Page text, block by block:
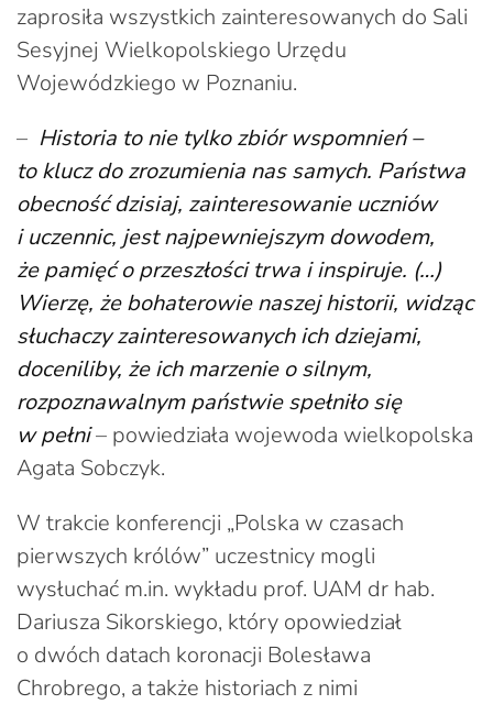
zaprosiła wszystkich zainteresowanych do Sali
Sesyjnej Wielkopolskiego Urzędu
Wojewódzkiego w Poznaniu.
– Historia to nie tylko zbiór wspomnień –
to klucz do zrozumienia nas samych. Państwa
obecność dzisiaj, zainteresowanie uczniów
i uczennic, jest najpewniejszym dowodem,
że pamięć o przeszłości trwa i inspiruje. (…)
Wierzę, że bohaterowie naszej historii, widząc
słuchaczy zainteresowanych ich dziejami,
doceniliby, że ich marzenie o silnym,
rozpoznawalnym państwie spełniło się
w pełni– powiedziała wojewoda wielkopolska
Agata Sobczyk.
W trakcie konferencji „Polska w czasach
pierwszych królów” uczestnicy mogli
wysłuchać m.in. wykładu prof. UAM dr hab.
Dariusza Sikorskiego, który opowiedział
o dwóch datach koronacji Bolesława
Chrobrego, a także historiach z nimi